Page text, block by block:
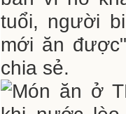
tuổi, người
mới ăn
chia sẻ.